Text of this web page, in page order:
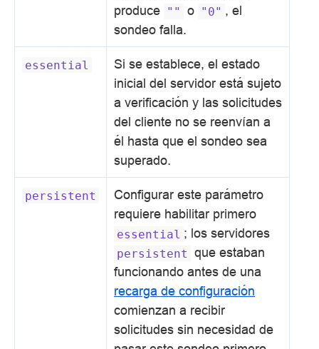
produce "" o "0" , el
sondeo falla.
essential
Si se establece, el estado
inicial del servidor está sujeto
a verificación y las solicitudes
del cliente no se reenvían a
él hasta que el sondeo sea
superado.
persistent
Configurar este parámetro
requiere habilitar primero
essential ; los servidores
persistent que estaban
funcionando antes de una
recarga de configuración
comienzan a recibir
solicitudes sin necesidad de